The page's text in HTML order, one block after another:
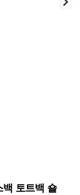
백 토트백 숄